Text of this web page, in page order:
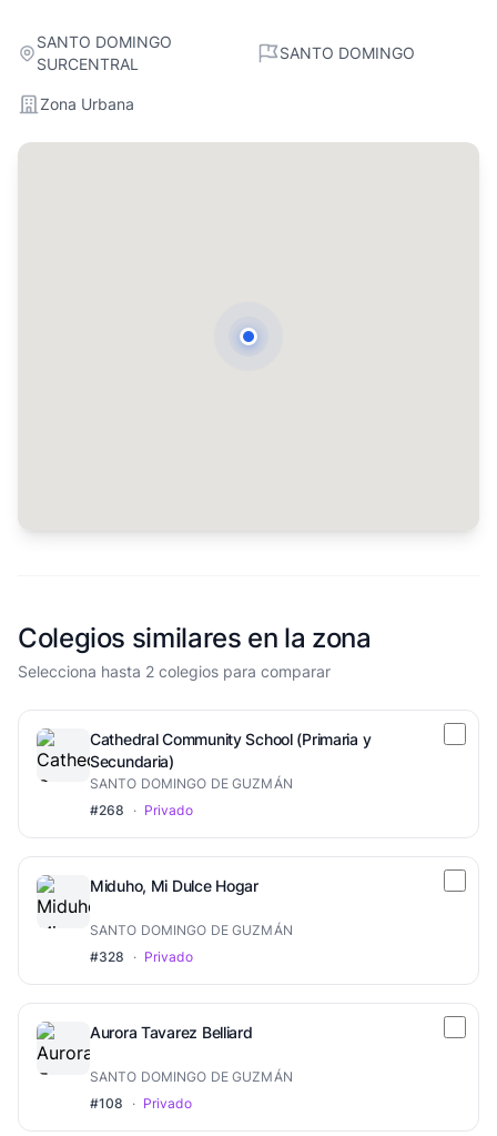
SANTO DOMINGO
SURCENTRAL
SANTO DOMINGO
Zona Urbana
Colegios similares en la zona
Selecciona hasta 2 colegios para comparar
Cathedral Community School (Primaria y
Secundaria)
SANTO DOMINGO DE GUZMÁN
#268
· Privado
Miduho, Mi Dulce Hogar
SANTO DOMINGO DE GUZMÁN
#328
· Privado
Aurora Tavarez Belliard
SANTO DOMINGO DE GUZMÁN
#108
· Privado